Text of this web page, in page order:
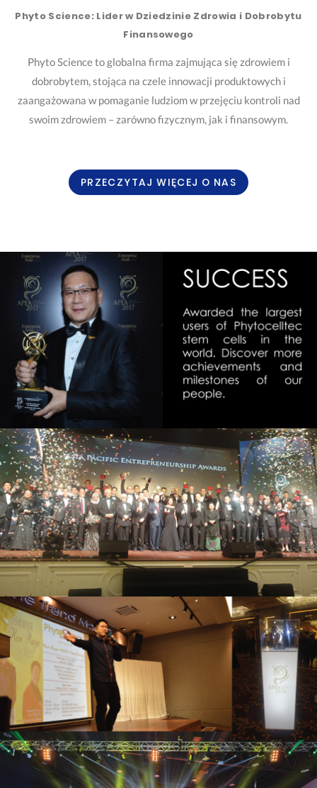
Phyto Science: Lider w Dziedzinie Zdrowia i Dobrobytu
Finansowego
Phyto Science to globalna firma zajmująca się zdrowiem i
dobrobytem, stojąca na czele innowacji produktowych i
zaangażowana w pomaganie ludziom w przejęciu kontroli nad
swoim zdrowiem – zarówno fizycznym, jak i finansowym.
PRZECZYTAJ WIĘCEJ O NAS